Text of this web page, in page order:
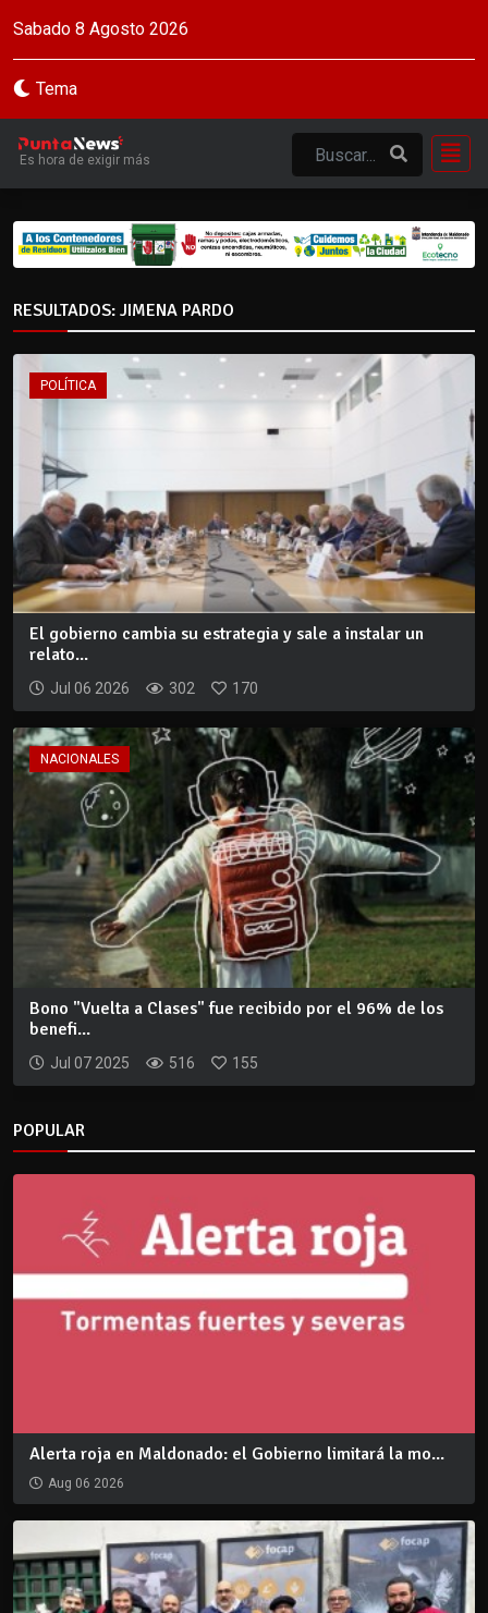
Sabado 8 Agosto 2026
Tema
Es hora de exigir más
RESULTADOS: JIMENA PARDO
POLÍTICA
El gobierno cambia su estrategia y sale a instalar un
relato...
Jul 06 2026 302 170
NACIONALES
Bono "Vuelta a Clases" fue recibido por el 96% de los
benefi...
Jul 07 2025 516 155
POPULAR
Alerta roja en Maldonado: el Gobierno limitará la mo...
Aug 06 2026